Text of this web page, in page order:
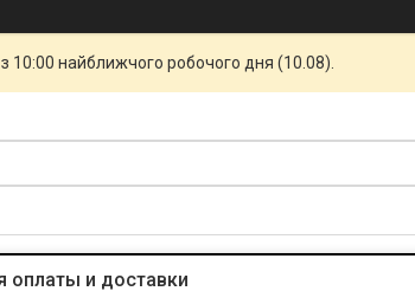
10:00 найближчого робочого дня (10.08).
оплаты и доставки